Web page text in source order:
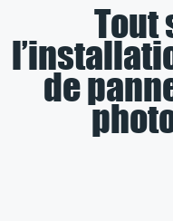
Tout
de